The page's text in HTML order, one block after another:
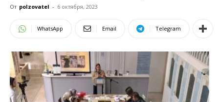
От polzovatel - 6 октября, 2023
WhatsApp Email Telegram